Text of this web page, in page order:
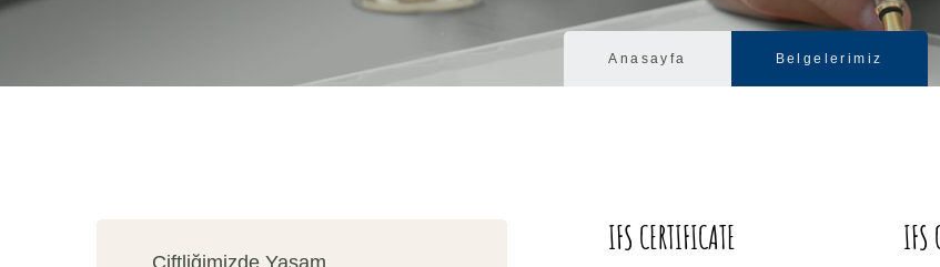
Anasayfa Belgelerimiz
IFS CERTIFICATE IFS